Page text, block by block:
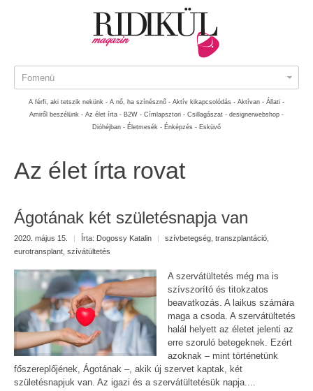
Fomenü
A férfi, aki tetszik nekünk - A nő, ha színésznő - Aktív kikapcsolódás - Aktívan - Állati -
Amiről beszélünk - Az élet írta - B2W - Címlapsztori - Csillagászat - designerwebshop -
Dióhéjban - Életmesék - Énképzés - Esküvő
Az élet írta rovat
Ágotának két születésnapja van
2020. május 15. | Írta: Dogossy Katalin | szívbetegség transzplantáció
eurotransplant szívátültetés
A szervátültetés még ma is
szívszorító és titokzatos
beavatkozás. A laikus számára
maga a csoda. A szervátültetés
halál helyett az életet jelenti az
erre szoruló betegeknek. Ezért
azoknak – mint történetünk
főszereplőjének, Ágotának –, akik új szervet kaptak, két
születésnapjuk van. Az igazi és a szervátültetésük napja....